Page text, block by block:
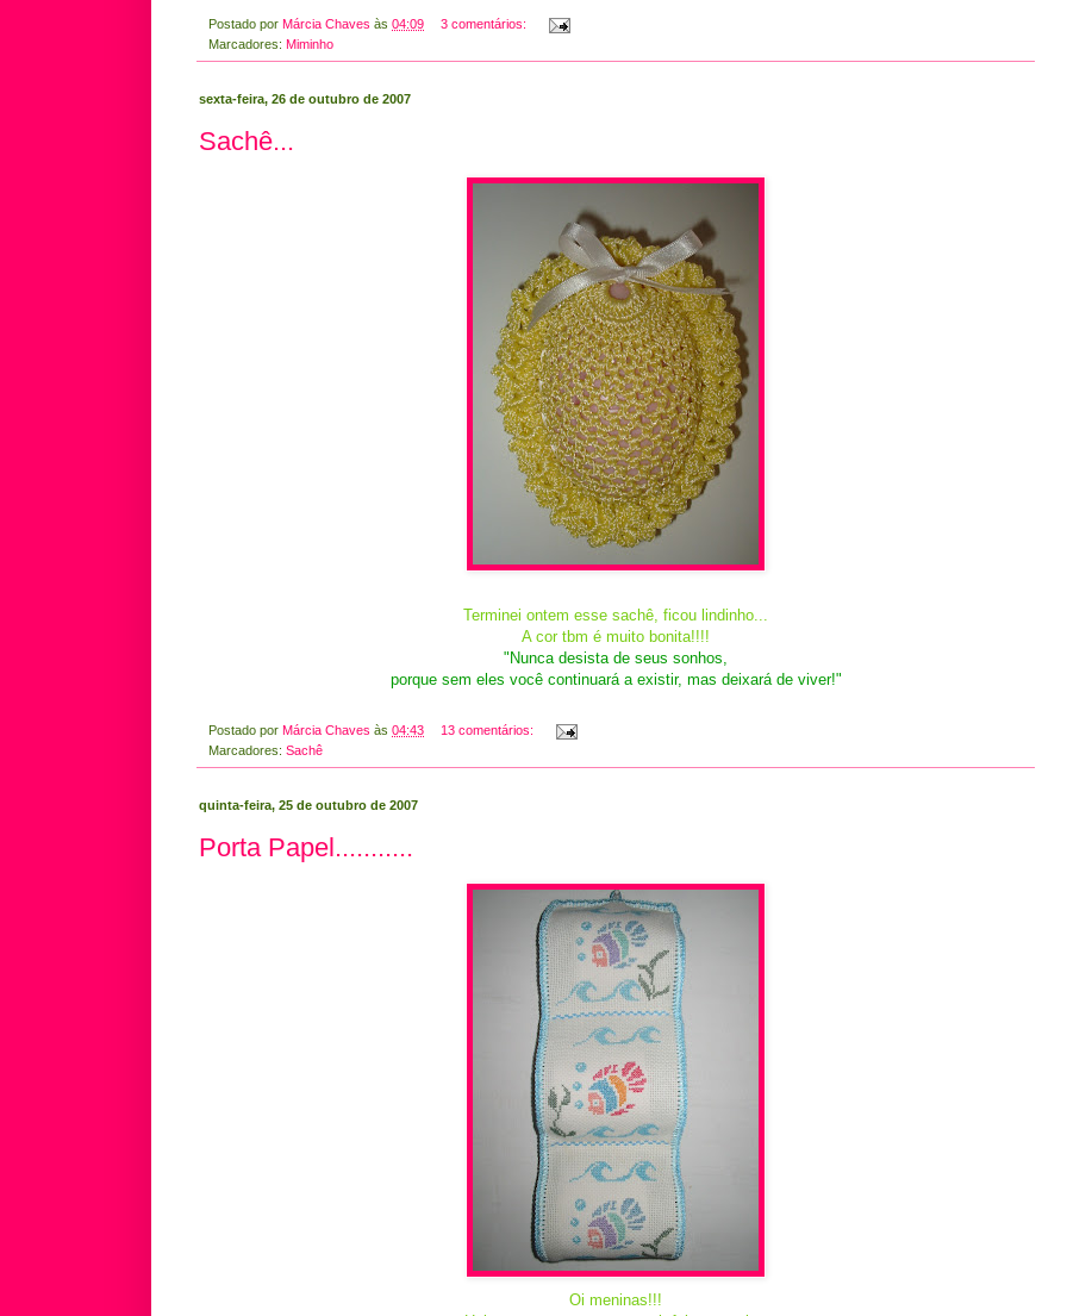
Postado por Márcia Chaves às 04:09
3 comentários:
Marcadores: Miminho
sexta-feira, 26 de outubro de 2007
Sachê...
Terminei ontem esse sachê, ficou lindinho...
A cor tbm é muito bonita!!!!
"Nunca desista de seus sonhos,
porque sem eles você continuará a existir, mas deixará de viver!"
Postado por Márcia Chaves às 04:43
13 comentários:
Marcadores: Sachê
quinta-feira, 25 de outubro de 2007
Porta Papel...........
Oi meninas!!!